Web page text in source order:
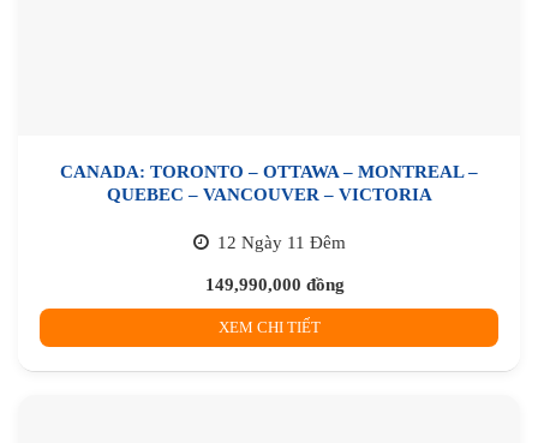
CANADA: TORONTO – OTTAWA – MONTREAL –
QUEBEC – VANCOUVER – VICTORIA
12 Ngày 11 Đêm
149,990,000 đồng
XEM CHI TIẾT